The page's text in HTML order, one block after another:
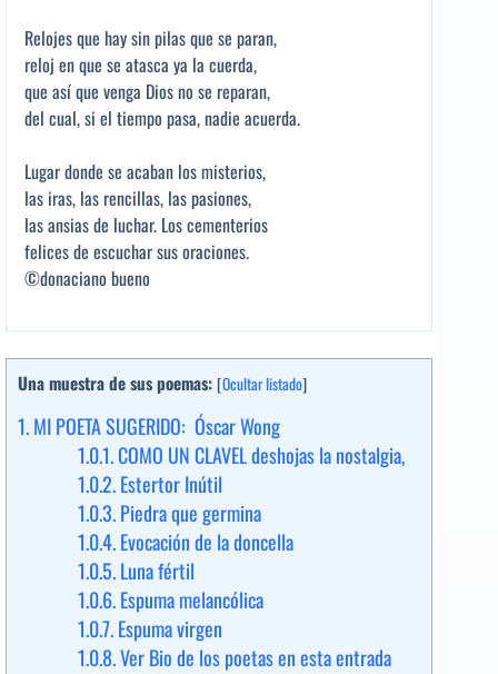
Relojes que hay sin pilas que se paran,
reloj en que se atasca ya la cuerda,
que así que venga Dios no se reparan,
del cual, si el tiempo pasa, nadie acuerda.
Lugar donde se acaban los misterios,
las iras, las rencillas, las pasiones,
las ansias de luchar. Los cementerios
felices de escuchar sus oraciones.
©donaciano bueno
Una muestra de sus poemas: [Ocultar listado]
1.MI POETA SUGERIDO: Óscar Wong
1.0.1.COMO UN CLAVEL deshojas la nostalgia,
1.0.2.Estertor Inútil
1.0.3.Piedra que germina
1.0.4.Evocación de la doncella
1.0.5.Luna fértil
1.0.6.Espuma melancólica
1.0.7.Espuma virgen
1.0.8.Ver Bio de los poetas en esta entrada